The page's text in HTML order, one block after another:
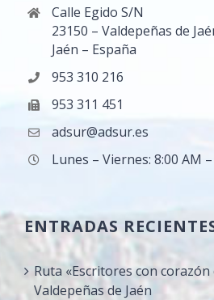
Calle Egido S/N
23150 – Valdepeñas de
Jaén – España
953 310 216
953 311 451
adsur@adsur.es
Lunes – Viernes: 8:00 AM
ENTRADAS
Ruta «Escritores con
Valdepeñas de Jaén